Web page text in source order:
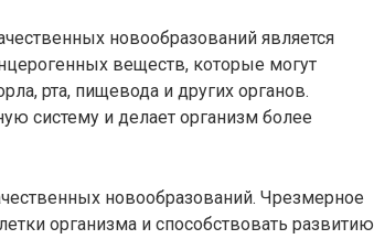
новообразований является
веществ, которые могут
рта, пищевода и других органов.
систему и делает организм более
новообразований. Чрезмерное
организма и способствовать развитию